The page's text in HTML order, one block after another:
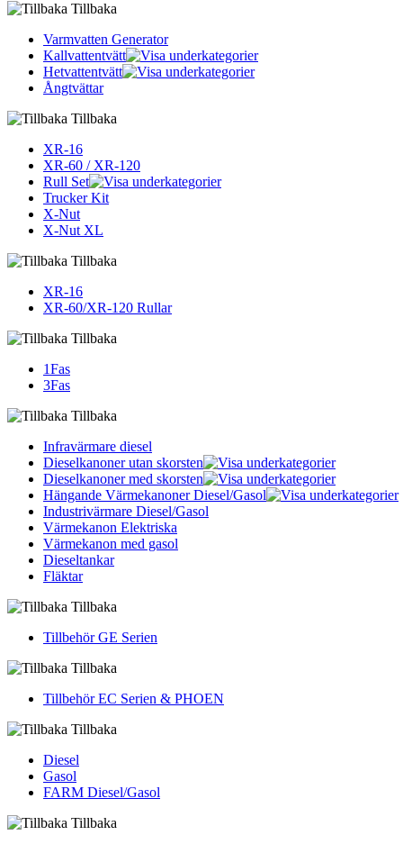
Tillbaka
Varmvatten Generator
Kallvattentvätt
Hetvattentvätt
Ångtvättar
Tillbaka
XR-16
XR-60 / XR-120
Rull Set
Trucker Kit
X-Nut
X-Nut XL
Tillbaka
XR-16
XR-60/XR-120 Rullar
Tillbaka
1Fas
3Fas
Tillbaka
Infravärmare diesel
Dieselkanoner utan skorsten
Dieselkanoner med skorsten
Hängande Värmekanoner Diesel/Gasol
Industrivärmare Diesel/Gasol
Värmekanon Elektriska
Värmekanon med gasol
Dieseltankar
Fläktar
Tillbaka
Tillbehör GE Serien
Tillbaka
Tillbehör EC Serien & PHOEN
Tillbaka
Diesel
Gasol
FARM Diesel/Gasol
Tillbaka